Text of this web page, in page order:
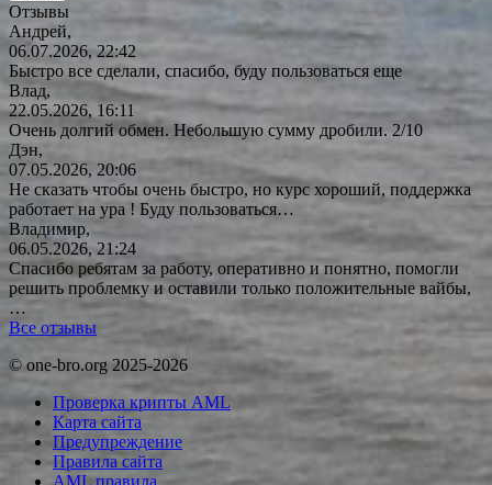
Отзывы
Андрей,
06.07.2026, 22:42
Быстро все сделали, спасибо, буду пользоваться еще
Влад,
22.05.2026, 16:11
Очень долгий обмен. Небольшую сумму дробили. 2/10
Дэн,
07.05.2026, 20:06
Не сказать чтобы очень быстро, но курс хороший, поддержка
работает на ура ! Буду пользоваться…
Владимир,
06.05.2026, 21:24
Спасибо ребятам за работу, оперативно и понятно, помогли
решить проблемку и оставили только положительные вайбы,
…
Все отзывы
© one-bro.org 2025-2026
Проверка крипты AML
Карта сайта
Предупреждение
Правила сайта
AML правила